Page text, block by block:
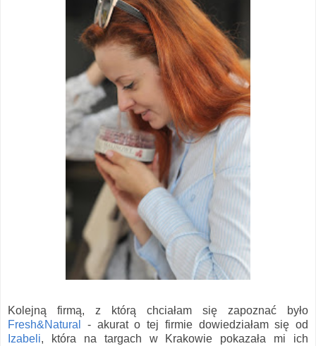
Kolejną firmą, z którą chciałam się zapoznać było
Fresh&Natural
- akurat o tej firmie dowiedziałam się od
Izabeli, która na targach w Krakowie pokazała mi ich